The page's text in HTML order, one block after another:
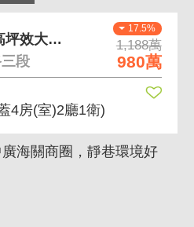
17.5%
1,188萬
980萬
四季再興綠景庭院 高坪效大空間 景觀屋
段
4房(室)2廳1衛)